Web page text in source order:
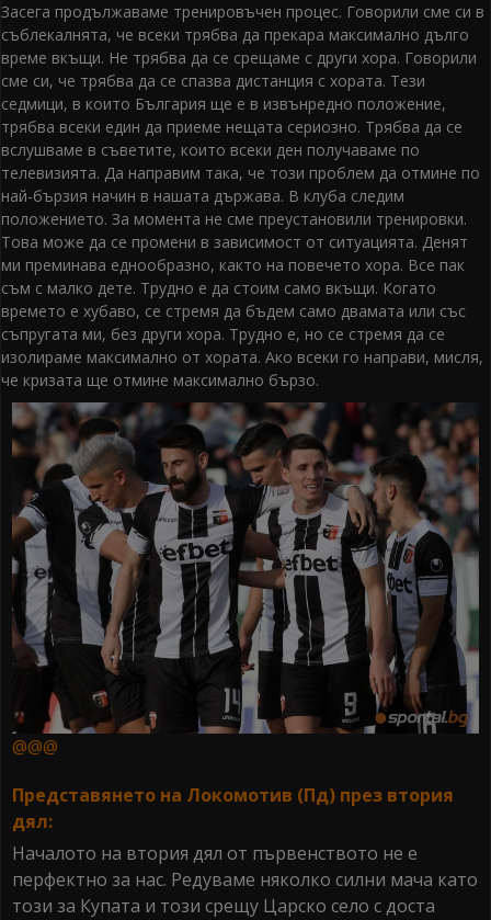
Засега продължаваме тренировъчен процес. Говорили сме си в
съблекалнята, че всеки трябва да прекара максимално дълго
време вкъщи. Не трябва да се срещаме с други хора. Говорили
сме си, че трябва да се спазва дистанция с хората. Тези
седмици, в които България ще е в извънредно положение,
трябва всеки един да приеме нещата сериозно. Трябва да се
вслушваме в съветите, които всеки ден получаваме по
телевизията. Да направим така, че този проблем да отмине по
най-бързия начин в нашата държава. В клуба следим
положението. За момента не сме преустановили тренировки.
Това може да се промени в зависимост от ситуацията. Денят
ми преминава еднообразно, както на повечето хора. Все пак
съм с малко дете. Трудно е да стоим само вкъщи. Когато
времето е хубаво, се стремя да бъдем само двамата или със
съпругата ми, без други хора. Трудно е, но се стремя да се
изолираме максимално от хората. Ако всеки го направи, мисля,
че кризата ще отмине максимално бързо.
@@@
Представянето на Локомотив (Пд) през втория
дял:
Началото на втория дял от първенството не е
перфектно за нас. Редуваме няколко силни мача като
този за Купата и този срещу Царско село с доста